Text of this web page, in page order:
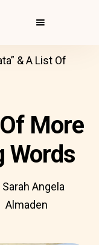
& A List Of
More
Words
Sarah Angela
Almaden